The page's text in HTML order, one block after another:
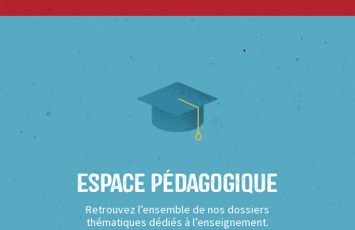
Espace Pédagogique
Retrouvez l’ensemble de nos dossiers
thématiques dédiés à l’enseignement.